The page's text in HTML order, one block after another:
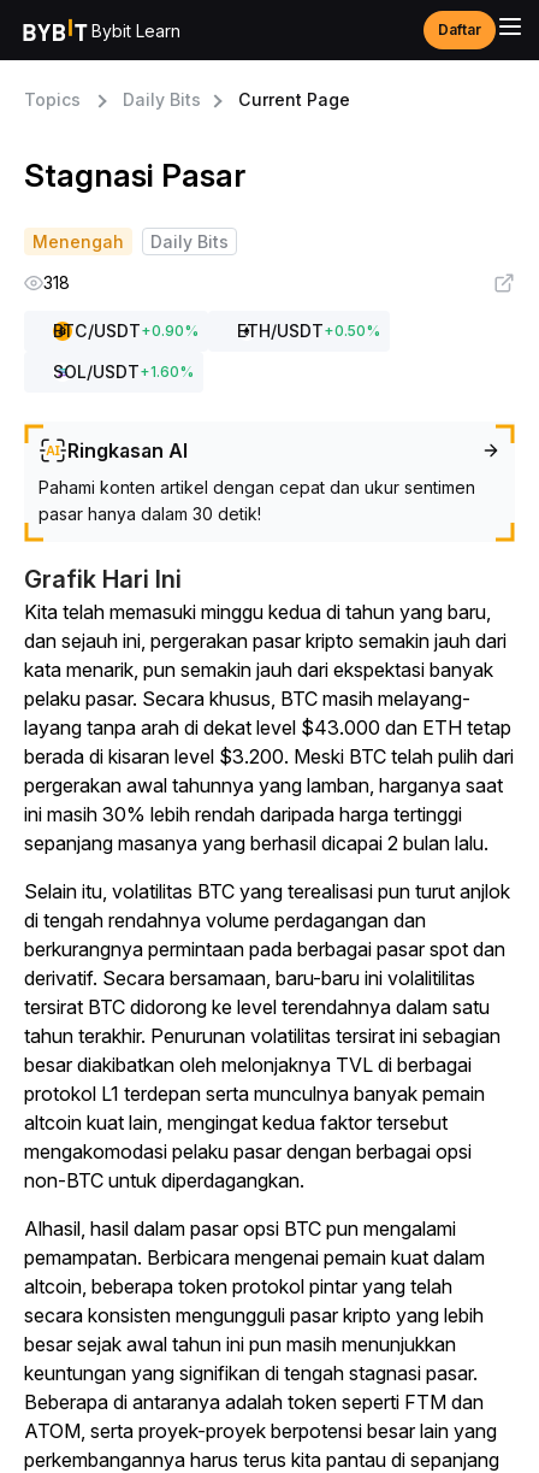
Bybit Learn Daftar
Topics Daily Bits Current Page
Stagnasi Pasar
Menengah
Daily Bits
318
BTC/USDT+0.90% ETH/USDT+0.50%
SOL/USDT+1.60%
Ringkasan AI
Pahami konten artikel dengan cepat dan ukur sentimen
pasar hanya dalam 30 detik!
Grafik Hari Ini
Kita telah memasuki minggu kedua di tahun yang baru,
dan sejauh ini, pergerakan pasar kripto semakin jauh dari
kata menarik, pun semakin jauh dari ekspektasi banyak
pelaku pasar. Secara khusus, BTC masih melayang-
layang tanpa arah di dekat level $43.000 dan ETH tetap
berada di kisaran level $3.200. Meski BTC telah pulih dari
pergerakan awal tahunnya yang lamban, harganya saat
ini masih 30% lebih rendah daripada harga tertinggi
sepanjang masanya yang berhasil dicapai 2 bulan lalu.
Selain itu, volatilitas BTC yang terealisasi pun turut anjlok
di tengah rendahnya volume perdagangan dan
berkurangnya permintaan pada berbagai pasar spot dan
derivatif. Secara bersamaan, baru-baru ini volalitilitas
tersirat BTC didorong ke level terendahnya dalam satu
tahun terakhir. Penurunan volatilitas tersirat ini sebagian
besar diakibatkan oleh melonjaknya TVL di berbagai
protokol L1 terdepan serta munculnya banyak pemain
altcoin kuat lain, mengingat kedua faktor tersebut
mengakomodasi pelaku pasar dengan berbagai opsi
non-BTC untuk diperdagangkan.
Alhasil, hasil dalam pasar opsi BTC pun mengalami
pemampatan. Berbicara mengenai pemain kuat dalam
altcoin, beberapa token protokol pintar yang telah
secara konsisten mengungguli pasar kripto yang lebih
besar sejak awal tahun ini pun masih menunjukkan
keuntungan yang signifikan di tengah stagnasi pasar.
Beberapa di antaranya adalah token seperti FTM dan
ATOM, serta proyek-proyek berpotensi besar lain yang
perkembangannya harus terus kita pantau di sepanjang